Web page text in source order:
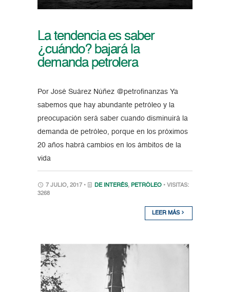
La tendencia es saber
¿cuándo? bajará la
demanda petrolera
Por José Suárez Núñez @petrofinanzas Ya
sabemos que hay abundante petróleo y la
preocupación será saber cuando disminuirá la
demanda de petróleo, porque en los próximos
20 años habrá cambios en los ámbitos de la
vida
7 JULIO, 2017 • DE INTERÉS, PETRÓLEO • VISITAS:
3268
LEER MÁS